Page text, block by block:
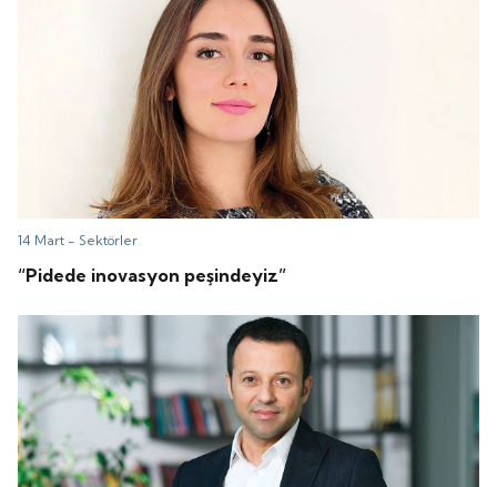
14 Mart -Sektörler
“Pidede inovasyon peşindeyiz”